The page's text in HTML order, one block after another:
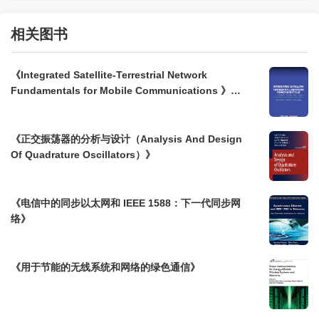
相关图书
《Integrated Satellite-Terrestrial Network
Fundamentals for Mobile Communications 》：
《正交振荡器的分析与设计（Analysis And Design
Of Quadrature Oscillators）》
《电信中的同步以太网和 IEEE 1588：下一代同步网
络》
《用于节能的无线系统和网络的绿色通信》